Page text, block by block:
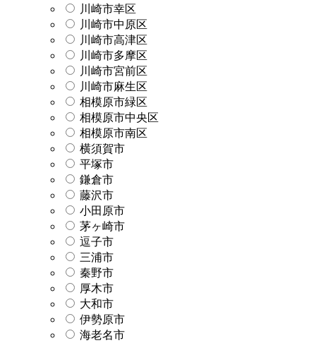
川崎市幸区
川崎市中原区
川崎市高津区
川崎市多摩区
川崎市宮前区
川崎市麻生区
相模原市緑区
相模原市中央区
相模原市南区
横須賀市
平塚市
鎌倉市
藤沢市
小田原市
茅ヶ崎市
逗子市
三浦市
秦野市
厚木市
大和市
伊勢原市
海老名市